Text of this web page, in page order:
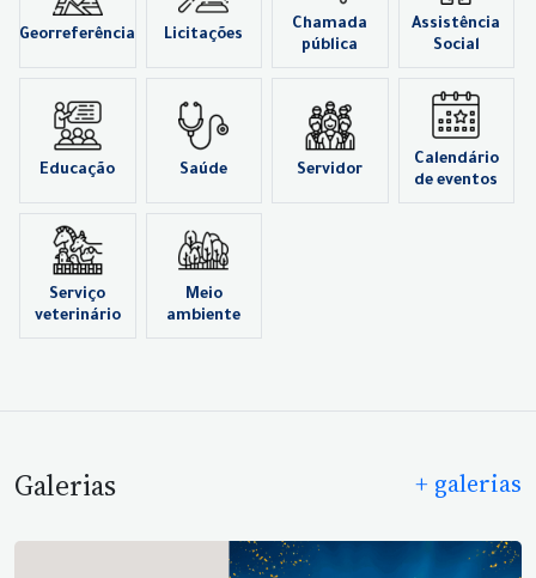
Georreferência Licitações
Chamada
pública
Assistência
Social
Educação Saúde Servidor
Calendário
de eventos
Serviço
veterinário
Meio
ambiente
Galerias + galerias